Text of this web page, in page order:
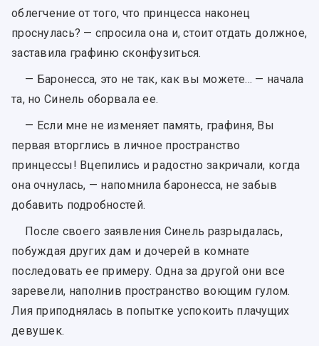
облегчение от того, что принцесса наконец
проснулась? — спросила она и, стоит отдать должное,
заставила графиню сконфузиться.
— Баронесса, это не так, как вы можете… — начала
та, но Синель оборвала ее.
— Если мне не изменяет память, графиня, Вы
первая вторглись в личное пространство
принцессы! Вцепились и радостно закричали, когда
она очнулась, — напомнила баронесса, не забыв
добавить подробностей.
После своего заявления Синель разрыдалась,
побуждая других дам и дочерей в комнате
последовать ее примеру. Одна за другой они все
заревели, наполнив пространство воющим гулом.
Лия приподнялась в попытке успокоить плачущих
девушек.